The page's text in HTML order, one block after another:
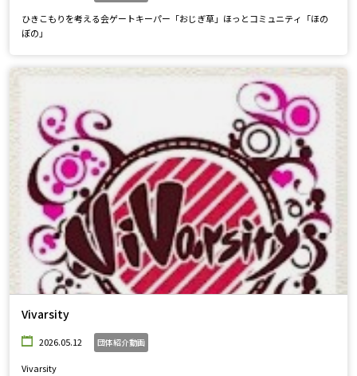
ひきこもりを考える会ゲートキーパー「おじぎ草」ほっとコミュニティ「ほの
ぼの」
Vivarsity
2026.05.12 団体紹介動画
Vivarsity